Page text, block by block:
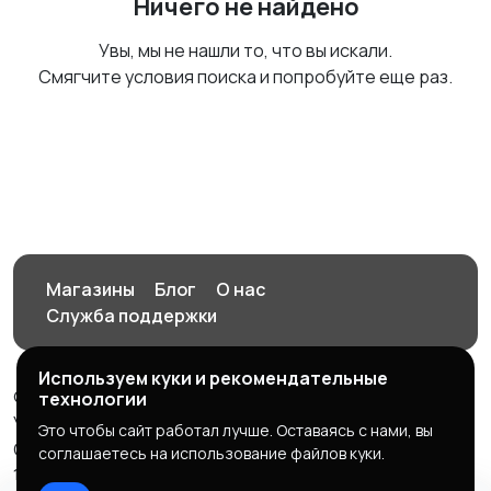
Ничего не найдено
Увы, мы не нашли то, что вы искали.
Смягчите условия поиска и попробуйте еще раз.
Магазины Блог
О нас
Служба поддержки
© 2026 Орен-АЙ - Авто | Недвижимость | Работа |
Услуги
Создал Карусов Е.С ООО "ЦПК" ИНН 5609203278 ОГРН
1235600008841
Используем куки и рекомендательные
технологии
Это чтобы сайт работал лучше. Оставаясь с нами, вы
соглашаетесь на использование файлов куки.